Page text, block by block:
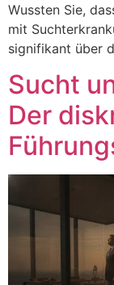
Wussten Sie,
mit
signifikant über
Sucht
Der